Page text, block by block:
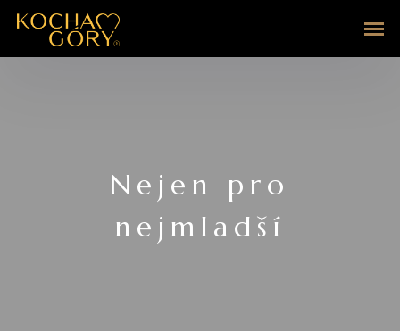
Nejen pro
nejmladší